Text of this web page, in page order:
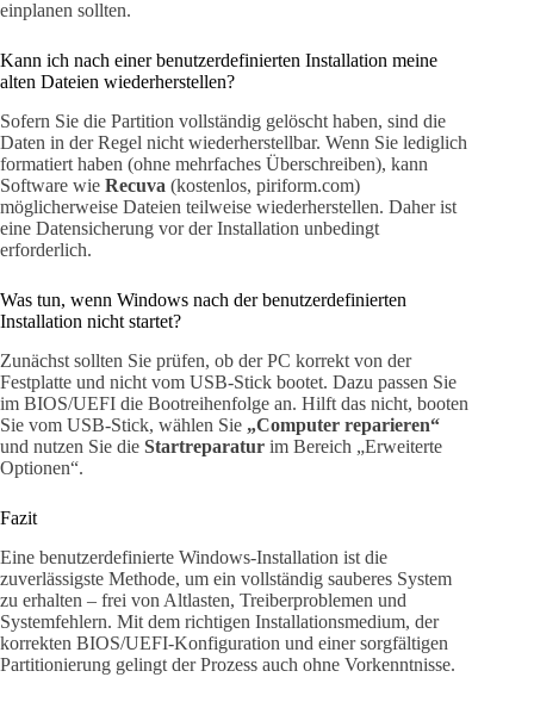
einplanen sollten.
Kann ich nach einer benutzerdefinierten Installation meine
alten Dateien wiederherstellen?
Sofern Sie die Partition vollständig gelöscht haben, sind die
Daten in der Regel nicht wiederherstellbar. Wenn Sie lediglich
formatiert haben (ohne mehrfaches Überschreiben), kann
Software wie Recuva (kostenlos, piriform.com)
möglicherweise Dateien teilweise wiederherstellen. Daher ist
eine Datensicherung vor der Installation unbedingt
erforderlich.
Was tun, wenn Windows nach der benutzerdefinierten
Installation nicht startet?
Zunächst sollten Sie prüfen, ob der PC korrekt von der
Festplatte und nicht vom USB-Stick bootet. Dazu passen Sie
im BIOS/UEFI die Bootreihenfolge an. Hilft das nicht, booten
Sie vom USB-Stick, wählen Sie „Computer reparieren“
und nutzen Sie die Startreparatur im Bereich „Erweiterte
Optionen“.
Fazit
Eine benutzerdefinierte Windows-Installation ist die
zuverlässigste Methode, um ein vollständig sauberes System
zu erhalten – frei von Altlasten, Treiberproblemen und
Systemfehlern. Mit dem richtigen Installationsmedium, der
korrekten BIOS/UEFI-Konfiguration und einer sorgfältigen
Partitionierung gelingt der Prozess auch ohne Vorkenntnisse.